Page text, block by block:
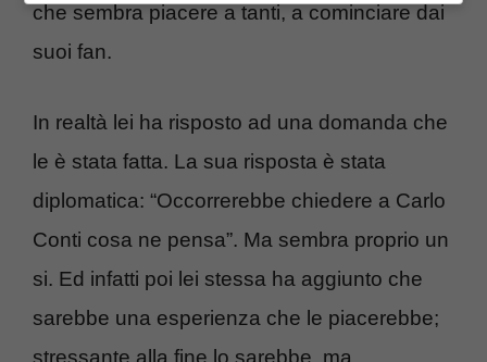
che sembra piacere a tanti, a cominciare dai
suoi fan.
In realtà lei ha risposto ad una domanda che
le è stata fatta. La sua risposta è stata
diplomatica: “Occorrerebbe chiedere a Carlo
Conti cosa ne pensa”. Ma sembra proprio un
si. Ed infatti poi lei stessa ha aggiunto che
sarebbe una esperienza che le piacerebbe;
stressante alla fine lo sarebbe, ma